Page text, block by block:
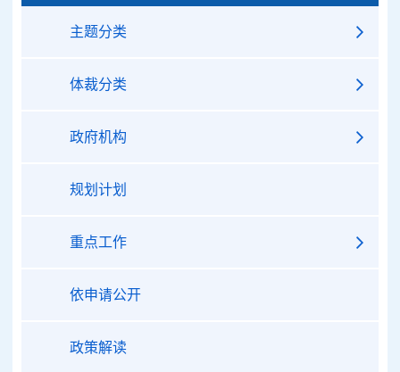
主题分类
体裁分类
政府机构
规划计划
重点工作
依申请公开
政策解读